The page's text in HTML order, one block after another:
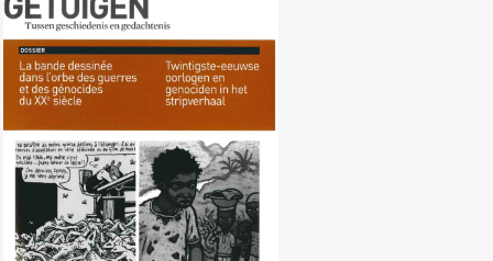
Nr. 109 (03/2011) Oorlogen en
genociden in het stripverhaal